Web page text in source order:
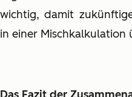
wichtig, damit
in einer